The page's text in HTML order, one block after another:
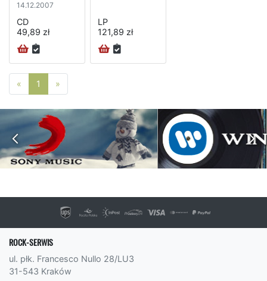
14.12.2007
CD
49,89 zł
LP
121,89 zł
« Poprzednia strona
1 »
ROCK-SERWIS
ul. płk. Francesco Nullo 28/LU3
31-543 Kraków